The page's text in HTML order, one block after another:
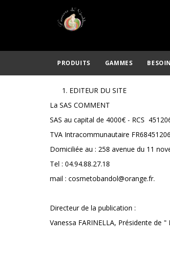
PRODUITS GAMMES
EDITEUR DU SITE
La SAS COMMENT
SAS au capital de 4000€ - RCS
TVA Intracommunautaire
Domiciliée au : 258 avenue du 11
Tel : 04.94.88.27.18
mail : cosmetobandol@orange.fr.
Directeur de la publication :
Vanessa FARINELLA, Présidente de "